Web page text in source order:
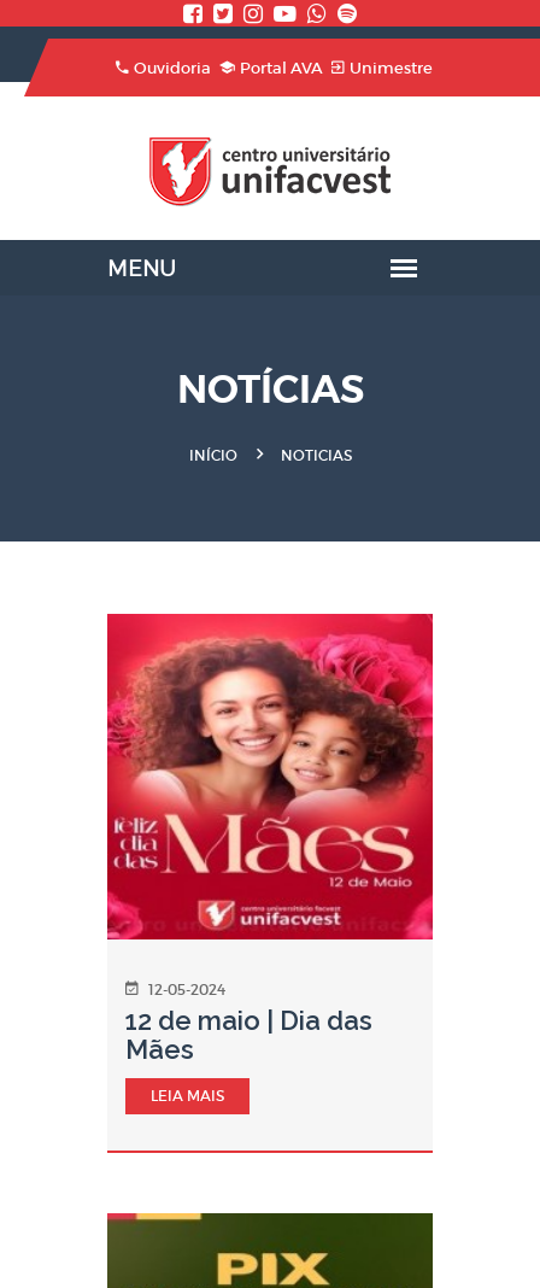
Ouvidoria Portal AVA Unimestre
NOTÍCIAS
INÍCIO NOTICIAS
12-05-2024
12 de maio | Dia das
Mães
LEIA MAIS